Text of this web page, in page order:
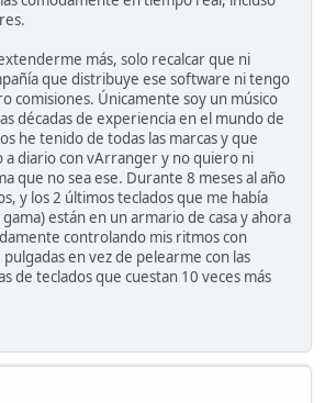
más, solo recalcar que ni
que distribuye ese software ni tengo
comisiones. Únicamente soy un músico
décadas de experiencia en el mundo de
he tenido de todas las marcas y que
diario con vArranger y no quiero ni
que no sea ese. Durante 8 meses al año
y los 2 últimos teclados que me había
están en un armario de casa y ahora
controlando mis ritmos con
en vez de pelearme con las
de teclados que cuestan 10 veces más